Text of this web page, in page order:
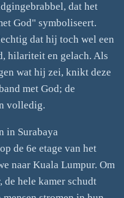
dat het
God" symboliseert.
dat hij toch wel een
hilariteit en gelach. Als
wat hij zei, knikt deze
met God; de
volledig.
in Surabaya
de 6e etage van het
naar Kuala Lumpur. Om
de hele kamer schudt